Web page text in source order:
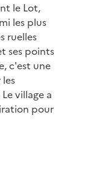
le Lot,
les plus
ruelles
ses points
c'est une
village a
pour